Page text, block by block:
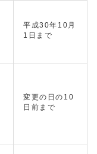
平成30年10月
1日まで
変更の日の10
日前まで